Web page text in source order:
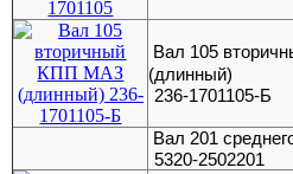
Вал 105
(длинный)
236-1701105-Б
Вал 201
5320-2502201